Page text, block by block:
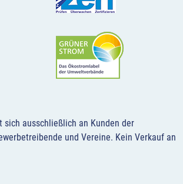
sich ausschließlich an Kunden der
und Vereine. Kein Verkauf an